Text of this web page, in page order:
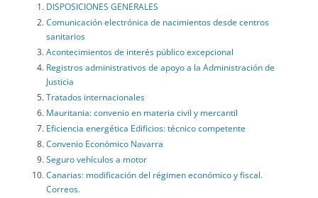
DISPOSICIONES GENERALES
Comunicación electrónica de nacimientos desde centros
sanitarios
Acontecimientos de interés público excepcional
Registros administrativos de apoyo a la Administración de
Justicia
Tratados internacionales
Mauritania: convenio en materia civil y mercantil
Eficiencia energética Edificios: técnico competente
Convenio Económico Navarra
Seguro vehículos a motor
Canarias: modificación del régimen económico y fiscal.
Correos.